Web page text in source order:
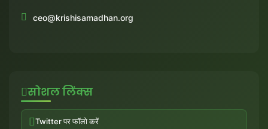
ceo@krishisamadhan.org
सोशल लिंक्स
Twitter पर फॉलो करें